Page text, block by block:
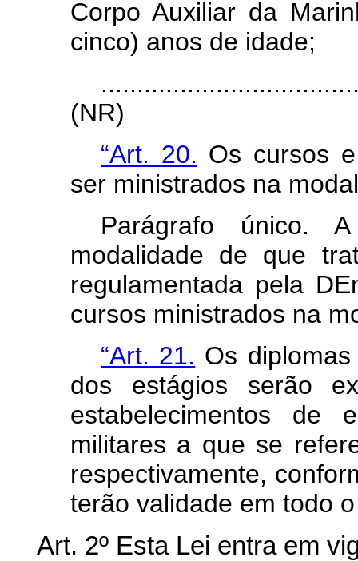
Corpo Auxiliar da
cinco) anos de idade;
(NR)
“Art. 20. Os cursos
ser ministrados na
Parágrafo único.
modalidade de que
regulamentada pela
cursos ministrados na
“Art. 21. Os
dos estágios serão
estabelecimentos de
militares a que se
respectivamente,
terão validade em todo
Art. 2º Esta Lei entra em